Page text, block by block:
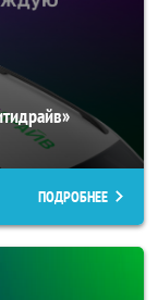
ПОДРОБНЕЕ